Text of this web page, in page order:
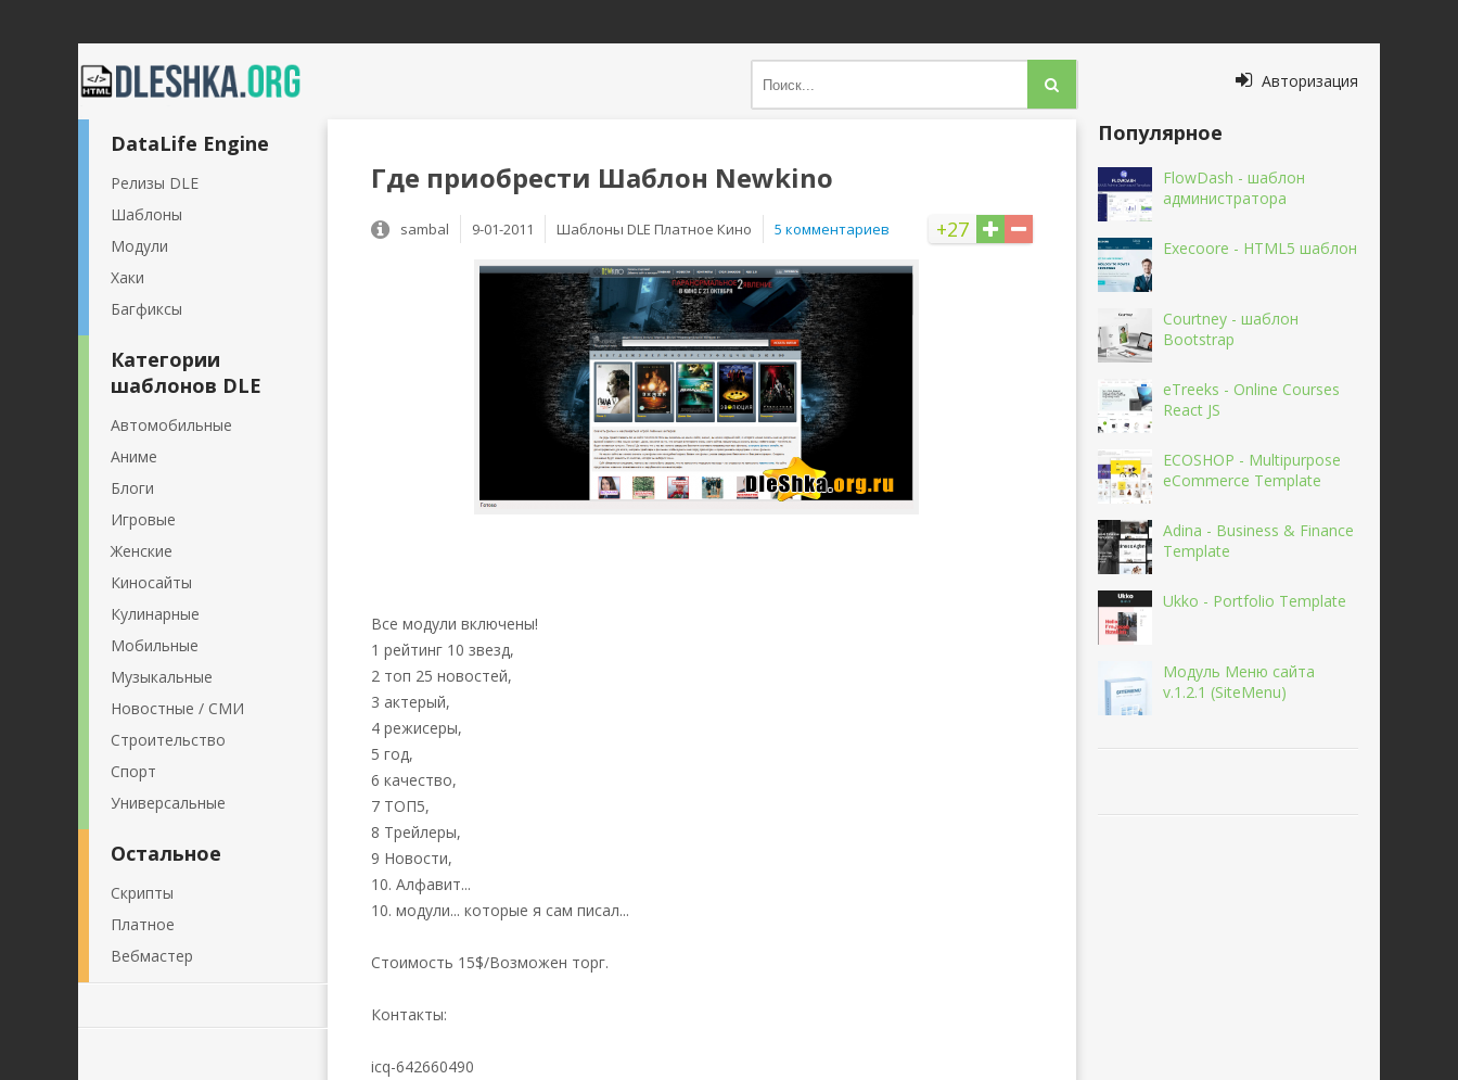
Авторизация
Где приобрести Шаблон Newkino
+27
sambal 9-01-2011 Шаблоны DLE Платное Кино 5 комментариев
Все модули включены!
1 рейтинг 10 звезд,
2 топ 25 новостей,
3 актерый,
4 режисеры,
5 год,
6 качество,
7 ТОП5,
8 Трейлеры,
9 Новости,
10. Алфавит...
10. модули... которые я сам писал...
Стоимость 15$/Возможен торг.
Контакты:
icq-642660490
DataLife Engine
Релизы DLE
Шаблоны
Модули
Хаки
Багфиксы
Категории
шаблонов DLE
Автомобильные
Аниме
Блоги
Игровые
Женские
Киносайты
Кулинарные
Мобильные
Музыкальные
Новостные / СМИ
Строительство
Спорт
Универсальные
Остальное
Скрипты
Платное
Вебмастер
Популярное
FlowDash - шаблон
администратора
Execoore - HTML5 шаблон
Courtney - шаблон
Bootstrap
eTreeks - Online Courses
React JS
ECOSHOP - Multipurpose
eCommerce Template
Adina - Business & Finance
Template
Ukko - Portfolio Template
Модуль Меню сайта
v.1.2.1 (SiteMenu)